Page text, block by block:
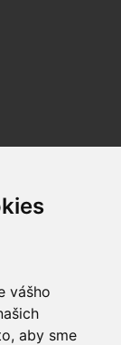
vášho
aby sme